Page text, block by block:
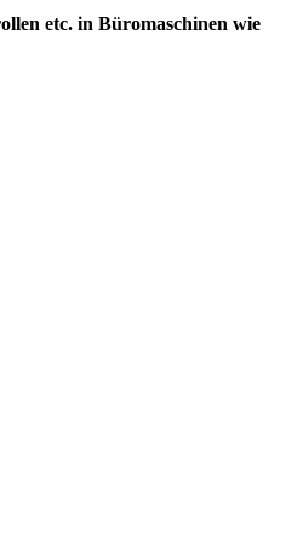
etc. in Büromaschinen wie